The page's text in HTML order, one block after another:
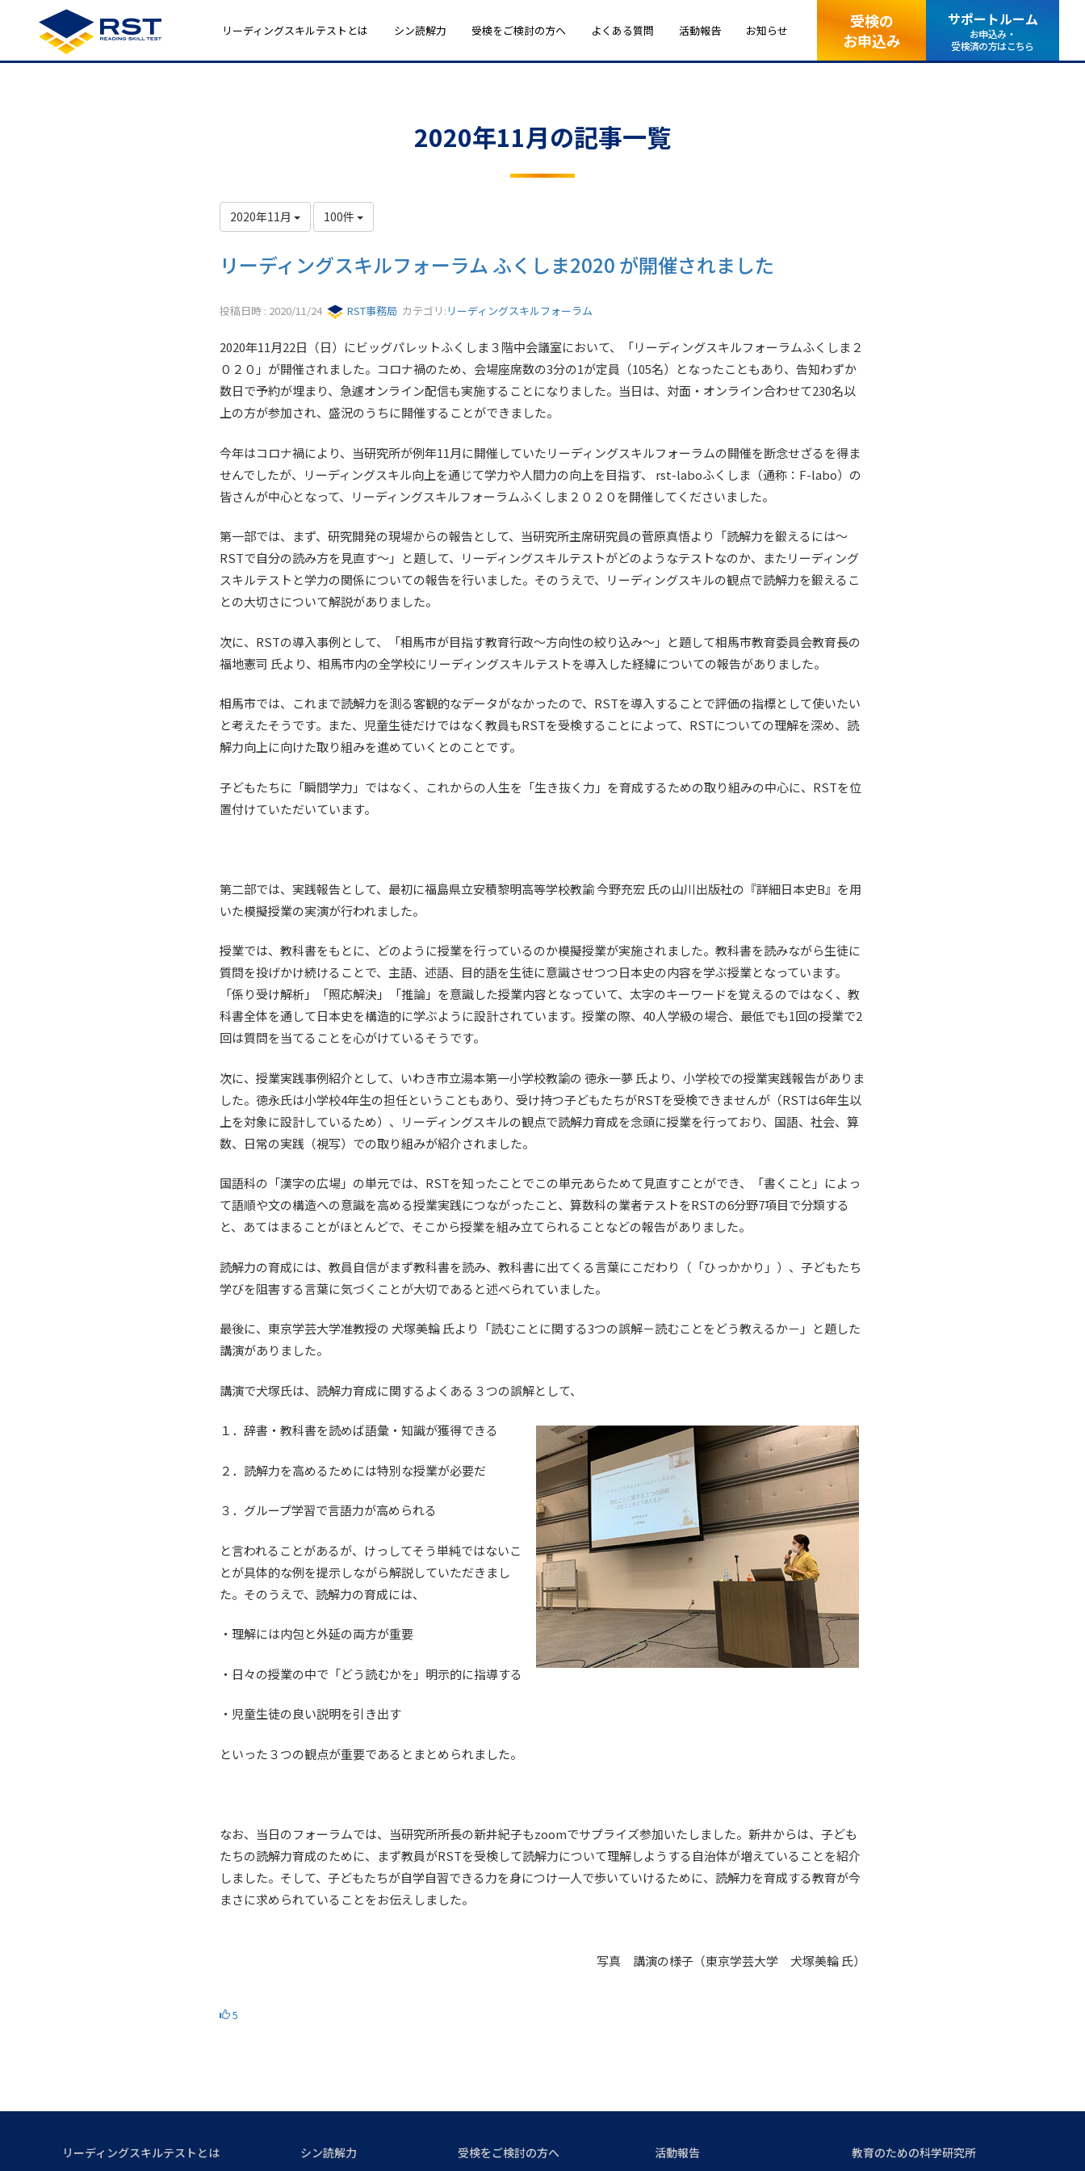
リーディングスキルテストとは シン読解力 受検をご検討の方へ よくある質問 活動報告 お知らせ
受検の
お申込み
サポートルーム
お申込み・
受検済の方はこちら
2020年11月の記事一覧
2020年11月 100件
リーディングスキルフォーラム ふくしま2020 が開催されました
投稿日時 : 2020/11/24 RST事務局 カテゴリ: リーディングスキルフォーラム
2020年11月22日（日）にビッグパレットふくしま３階中会議室において、「リーディングスキルフォーラムふくしま２
０２０」が開催されました。コロナ禍のため、会場座席数の3分の1が定員（105名）となったこともあり、告知わずか
数日で予約が埋まり、急遽オンライン配信も実施することになりました。当日は、対面・オンライン合わせて230名以
上の方が参加され、盛況のうちに開催することができました。
今年はコロナ禍により、当研究所が例年11月に開催していたリーディングスキルフォーラムの開催を断念せざるを得ま
せんでしたが、リーディングスキル向上を通じて学力や人間力の向上を目指す、 rst-laboふくしま（通称：F-labo）の
皆さんが中心となって、リーディングスキルフォーラムふくしま２０２０を開催してくださいました。
第一部では、まず、研究開発の現場からの報告として、当研究所主席研究員の菅原真悟より「読解力を鍛えるには～
RSTで自分の読み方を見直す～」と題して、リーディングスキルテストがどのようなテストなのか、またリーディング
スキルテストと学力の関係についての報告を行いました。そのうえで、リーディングスキルの観点で読解力を鍛えるこ
との大切さについて解説がありました。
次に、RSTの導入事例として、「相馬市が目指す教育行政～方向性の絞り込み～」と題して相馬市教育委員会教育長の
福地憲司 氏より、相馬市内の全学校にリーディングスキルテストを導入した経緯についての報告がありました。
相馬市では、これまで読解力を測る客観的なデータがなかったので、RSTを導入することで評価の指標として使いたい
と考えたそうです。また、児童生徒だけではなく教員もRSTを受検することによって、RSTについての理解を深め、読
解力向上に向けた取り組みを進めていくとのことです。
子どもたちに「瞬間学力」ではなく、これからの人生を「生き抜く力」を育成するための取り組みの中心に、RSTを位
置付けていただいています。
第二部では、実践報告として、最初に福島県立安積黎明高等学校教諭 今野充宏 氏の山川出版社の『詳細日本史B』を用
いた模擬授業の実演が行われました。
授業では、教科書をもとに、どのように授業を行っているのか模擬授業が実施されました。教科書を読みながら生徒に
質問を投げかけ続けることで、主語、述語、目的語を生徒に意識させつつ日本史の内容を学ぶ授業となっています。
「係り受け解析」「照応解決」「推論」を意識した授業内容となっていて、太字のキーワードを覚えるのではなく、教
科書全体を通して日本史を構造的に学ぶように設計されています。授業の際、40人学級の場合、最低でも1回の授業で2
回は質問を当てることを心がけているそうです。
次に、授業実践事例紹介として、いわき市立湯本第一小学校教諭の 徳永一夢 氏より、小学校での授業実践報告がありま
した。徳永氏は小学校4年生の担任ということもあり、受け持つ子どもたちがRSTを受検できませんが（RSTは6年生以
上を対象に設計しているため）、リーディングスキルの観点で読解力育成を念頭に授業を行っており、国語、社会、算
数、日常の実践（視写）での取り組みが紹介されました。
国語科の「漢字の広場」の単元では、RSTを知ったことでこの単元あらためて見直すことができ、「書くこと」によっ
て語順や文の構造への意識を高める授業実践につながったこと、算数科の業者テストをRSTの6分野7項目で分類する
と、あてはまることがほとんどで、そこから授業を組み立てられることなどの報告がありました。
読解力の育成には、教員自信がまず教科書を読み、教科書に出てくる言葉にこだわり（「ひっかかり」）、子どもたち
学びを阻害する言葉に気づくことが大切であると述べられていました。
最後に、東京学芸大学准教授の 犬塚美輪 氏より「読むことに関する3つの誤解－読むことをどう教えるか－」と題した
講演がありました。
講演で犬塚氏は、読解力育成に関するよくある３つの誤解として、
１．辞書・教科書を読めば語彙・知識が獲得できる
２．読解力を高めるためには特別な授業が必要だ
３．グループ学習で言語力が高められる
と言われることがあるが、けっしてそう単純ではないこ
とが具体的な例を提示しながら解説していただきまし
た。そのうえで、読解力の育成には、
・理解には内包と外延の両方が重要
・日々の授業の中で「どう読むかを」明示的に指導する
・児童生徒の良い説明を引き出す
といった３つの観点が重要であるとまとめられました。
なお、当日のフォーラムでは、当研究所所長の新井紀子もzoomでサプライズ参加いたしました。新井からは、子ども
たちの読解力育成のために、まず教員がRSTを受検して読解力について理解しようする自治体が増えていることを紹介
しました。そして、子どもたちが自学自習できる力を身につけ一人で歩いていけるために、読解力を育成する教育が今
まさに求められていることをお伝えしました。
写真 講演の様子（東京学芸大学 犬塚美輪 氏）
5
リーディングスキルテストとは シン読解力 受検をご検討の方へ 活動報告 教育のための科学研究所